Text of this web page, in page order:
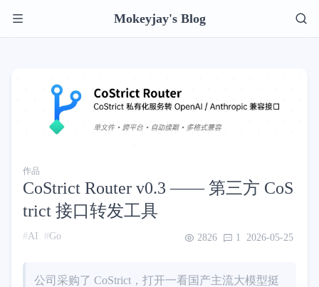
Mokeyjay's Blog
作品
CoStrict Router v0.3 —— 第三方 CoS
trict 接口转发工具
AI Go 2826 1 2026-05-25
公司采购了 CoStrict，打开一看国产主流大模型挺